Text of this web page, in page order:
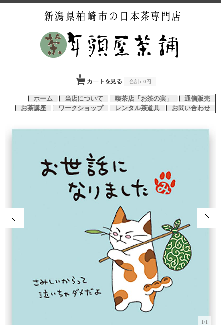
カートを見る
0
合計: 0円
ホーム 当店について 喫茶店「お茶の実」
通信販売
お茶講座
ワークショップ レンタル茶道具 お問い合わせ
1/1